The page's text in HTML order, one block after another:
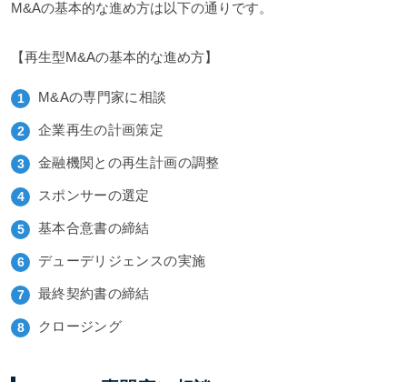
M&Aの基本的な進め方は以下の通りです。
【再生型M&Aの基本的な進め方】
M&Aの専門家に相談
企業再生の計画策定
金融機関との再生計画の調整
スポンサーの選定
基本合意書の締結
デューデリジェンスの実施
最終契約書の締結
クロージング